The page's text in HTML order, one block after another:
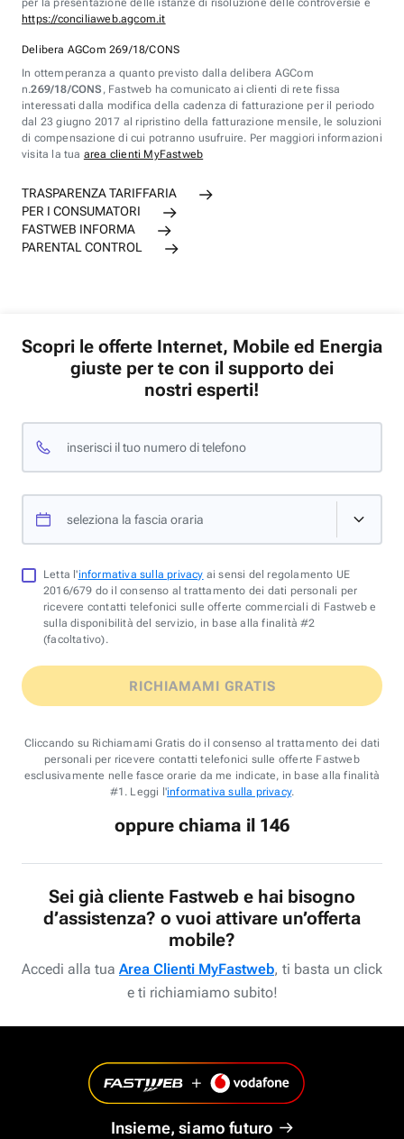
per la presentazione delle istanze di risoluzione delle controversie è
https://conciliaweb.agcom.it
Delibera AGCom 269/18/CONS
In ottemperanza a quanto previsto dalla delibera AGCom
n.269/18/CONS , Fastweb ha comunicato ai clienti di rete fissa
interessati dalla modifica della cadenza di fatturazione per il periodo
dal 23 giugno 2017 al ripristino della fatturazione mensile, le soluzioni
di compensazione di cui potranno usufruire. Per maggiori informazioni
visita la tua area clienti MyFastweb
TRASPARENZA TARIFFARIA
PER I CONSUMATORI
FASTWEB INFORMA
PARENTAL CONTROL
Scopri le offerte Internet, Mobile ed Energia
giuste per te con il supporto dei
nostri esperti!
inserisci il tuo numero di telefono
seleziona la fascia oraria
Letta l'informativa sulla privacy ai sensi del regolamento UE
2016/679 do il consenso al trattamento dei dati personali per
ricevere contatti telefonici sulle offerte commerciali di Fastweb e
sulla disponibilità del servizio, in base alla finalità #2
(facoltativo).
RICHIAMAMI GRATIS
Cliccando su Richiamami Gratis do il consenso al trattamento dei dati
personali per ricevere contatti telefonici sulle offerte Fastweb
esclusivamente nelle fasce orarie da me indicate, in base alla finalità
#1. Leggi l'informativa sulla privacy.
oppure chiama il 146
Sei già cliente Fastweb e hai bisogno
d’assistenza? o vuoi attivare un’offerta
mobile?
Accedi alla tua Area Clienti MyFastweb, ti basta un click
e ti richiamiamo subito!
Insieme, siamo futuro